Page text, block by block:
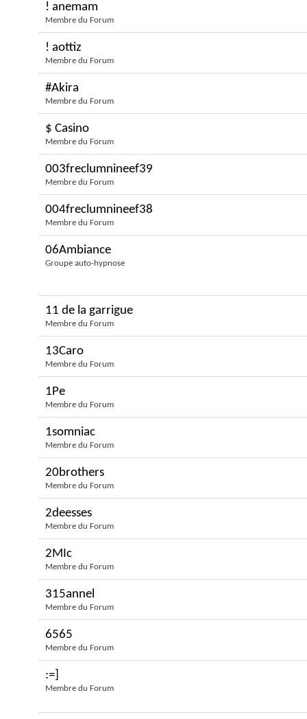
! anemam
Membre du Forum
! aottiz
Membre du Forum
#Akira
Membre du Forum
$ Casino
Membre du Forum
003freclumnineef39
Membre du Forum
004freclumnineef38
Membre du Forum
06Ambiance
Groupe auto-hypnose
11 de la garrigue
Membre du Forum
13Caro
Membre du Forum
1Pe
Membre du Forum
1somniac
Membre du Forum
20brothers
Membre du Forum
2deesses
Membre du Forum
2MIc
Membre du Forum
315annel
Membre du Forum
6565
Membre du Forum
:=]
Membre du Forum